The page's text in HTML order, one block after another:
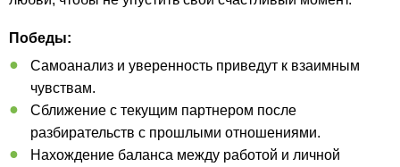
Победы:
Самоанализ и уверенность приведут к взаимным
чувствам.
Сближение с текущим партнером после
разбирательств с прошлыми отношениями.
Нахождение баланса между работой и личной